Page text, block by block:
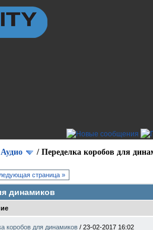
/ Переделка коробов для
страница »
динамиков
коробов для динамиков / 23-02-2017 16:02